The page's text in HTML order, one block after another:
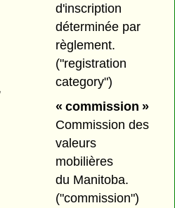
d'inscription
déterminée par
règlement.
("registration
category")
« commission »
Commission des
valeurs
mobilières
du Manitoba.
("commission")